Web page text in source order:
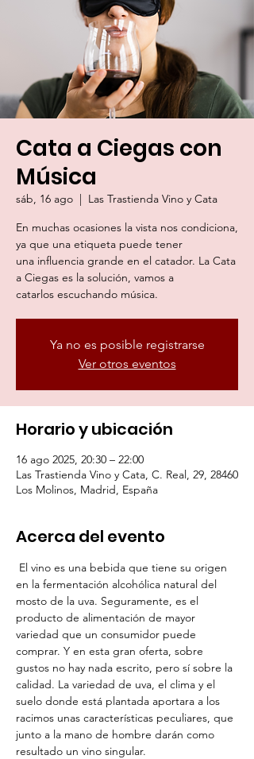
Cata a Ciegas con
Música
sáb, 16 ago
  |
Las Trastienda Vino y Cata
En muchas ocasiones la vista nos condiciona,
ya que una etiqueta puede tener
una influencia grande en el catador. La Cata
a Ciegas es la solución, vamos a
Ya no es posible registrarse
Ver otros eventos
Horario y ubicación
16 ago 2025, 20:30 – 22:00
Las Trastienda Vino y Cata, C. Real, 29, 28460
Los Molinos, Madrid, España
Acerca del evento
El vino es una bebida que tiene su origen
en la fermentación alcohólica natural del
mosto de la uva. Seguramente, es el
producto de alimentación de mayor
variedad que un consumidor puede
comprar. Y en esta gran oferta, sobre
gustos no hay nada escrito, pero sí sobre la
calidad. La variedad de uva, el clima y el
suelo donde está plantada aportara a los
racimos unas características peculiares, que
junto a la mano de hombre darán como
resultado un vino singular.